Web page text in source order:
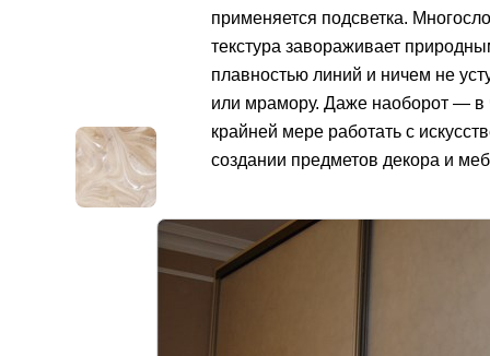
применяется подсветка.
текстура завораживает
плавностью линий и ничем не
или мрамору. Даже наоборот — в
крайней мере работать с
создании предметов декора и